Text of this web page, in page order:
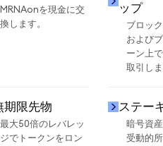
MRNAonを現金に交
換します。
ップ
ブロッ
および
ーン上
取引しま
期限先物
最大50倍のレバレッ
ジでトークンをロン
ステー
暗号資
受動的